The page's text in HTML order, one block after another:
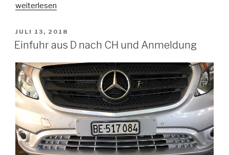
„Comet
C/2020
F3“
weiterlesen
VERÖFFENTLICHT
AM
JULI 13, 2018
Einfuhr aus D nach CH und Anmeldung